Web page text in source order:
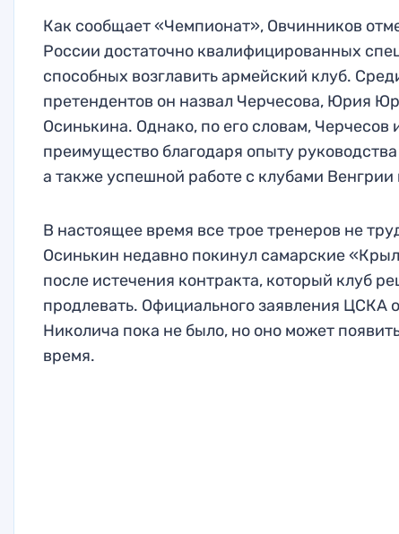
Как сообщает «Чемпионат», Овчинников
России достаточно квалифицированных
способных возглавить армейский клуб.
претендентов он назвал Черчесова, Юрия
Осинькина. Однако, по его словам, Черчесов
преимущество благодаря опыту
а также успешной работе с клубами
В настоящее время все трое тренеров не
Осинькин недавно покинул самарские
после истечения контракта, который клуб
продлевать. Официального заявления ЦСКА
Николича пока не было, но оно может
время.